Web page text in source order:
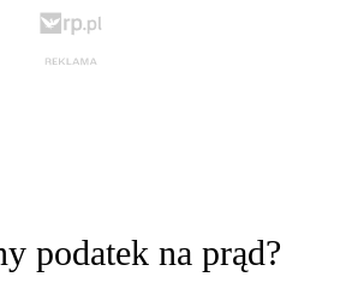
podatek na prąd?